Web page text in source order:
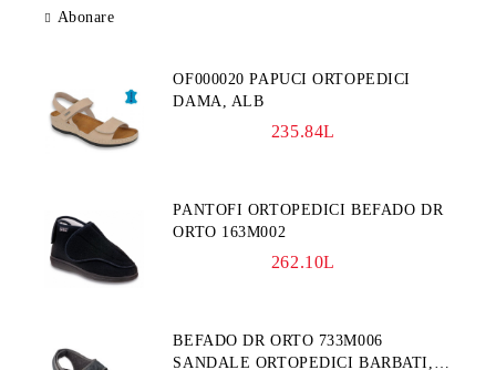
Abonare
OF000020 PAPUCI ORTOPEDICI
DAMA, ALB
235.84L
PANTOFI ORTOPEDICI BEFADO DR
ORTO 163M002
262.10L
BEFADO DR ORTO 733M006
SANDALE ORTOPEDICI BARBATI,